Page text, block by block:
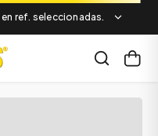
en ref. seleccionadas.